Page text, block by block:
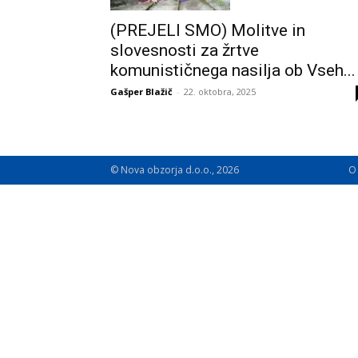
(PREJELI SMO) Molitve in
slovesnosti za žrtve
komunističnega nasilja ob Vseh...
Gašper Blažič - 22. oktobra, 2025
© Nova obzorja d.o.o., 2026